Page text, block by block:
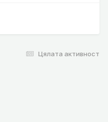
Цялата активност